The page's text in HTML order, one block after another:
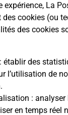
expérience, La
des cookies (ou
des cookies
: établir des
l’utilisation de
:
en temps réel
La Poste
garder mon